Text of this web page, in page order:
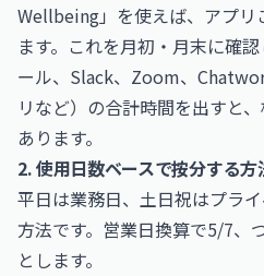
Wellbeing」を使えば、アプリ
ます。これを月初・月末に確
ール、Slack、Zoom、
リなど）の合計時間を出すと
あります。
2. 使用日数ベースで按分する方
平日は業務日、土日祝はプラ
方法です。営業日換算で5/7、
とします。